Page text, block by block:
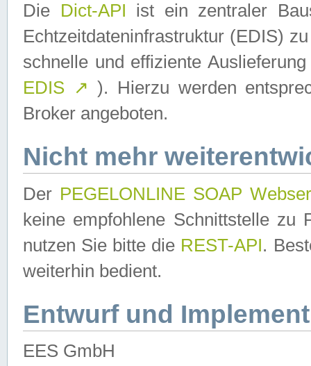
Die Dict-API ist ein zentraler
Echtzeitdateninfrastruktur (EDIS)
schnelle und effiziente
EDIS ↗ ). Hierzu werden
Broker angeboten.
Nicht mehr
Der PEGELONLINE SOAP
keine empfohlene Schnittstelle zu
nutzen Sie bitte die REST-API.
weiterhin bedient.
Entwurf und
EES GmbH